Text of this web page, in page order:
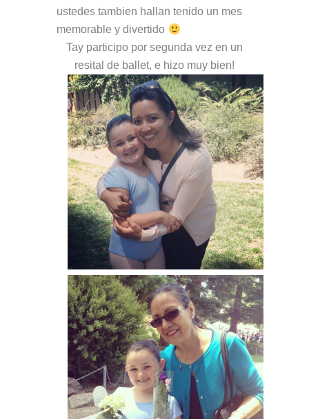
ustedes tambien hallan tenido un mes
memorable y divertido
Tay participo por segunda vez en un
resital de ballet, e hizo muy bien!